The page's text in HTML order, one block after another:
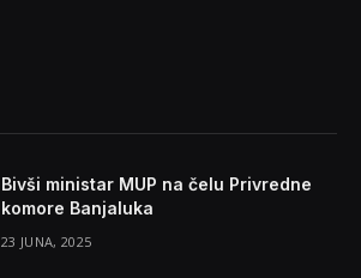
Bivši ministar MUP na čelu Privredne
komore Banjaluka
23 JUNA, 2025